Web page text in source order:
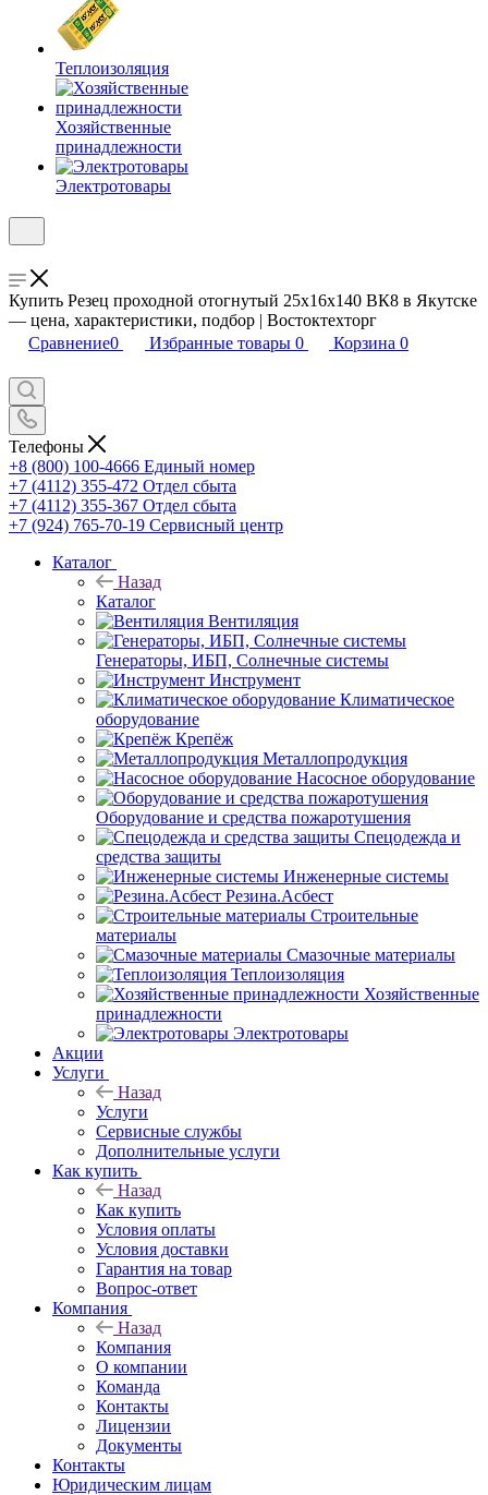
Теплоизоляция
Хозяйственные
принадлежности
Электротовары
Купить Резец проходной отогнутый 25х16х140 ВК8 в Якутске
— цена, характеристики, подбор | Востоктехторг
Сравнение0 Избранные товары 0 Корзина 0
Телефоны
+8 (800) 100-4666 Единый номер
+7 (4112) 355-472 Отдел сбыта
+7 (4112) 355-367 Отдел сбыта
+7 (924) 765-70-19 Сервисный центр
Каталог
Назад
Каталог
Вентиляция
Генераторы, ИБП, Солнечные системы
Инструмент
Климатическое
оборудование
Крепёж
Металлопродукция
Насосное оборудование
Оборудование и средства пожаротушения
Спецодежда и
средства защиты
Инженерные системы
Резина.Асбест
Строительные
материалы
Смазочные материалы
Теплоизоляция
Хозяйственные
принадлежности
Электротовары
Акции
Услуги
Назад
Услуги
Сервисные службы
Дополнительные услуги
Как купить
Назад
Как купить
Условия оплаты
Условия доставки
Гарантия на товар
Вопрос-ответ
Компания
Назад
Компания
О компании
Команда
Контакты
Лицензии
Документы
Контакты
Юридическим лицам